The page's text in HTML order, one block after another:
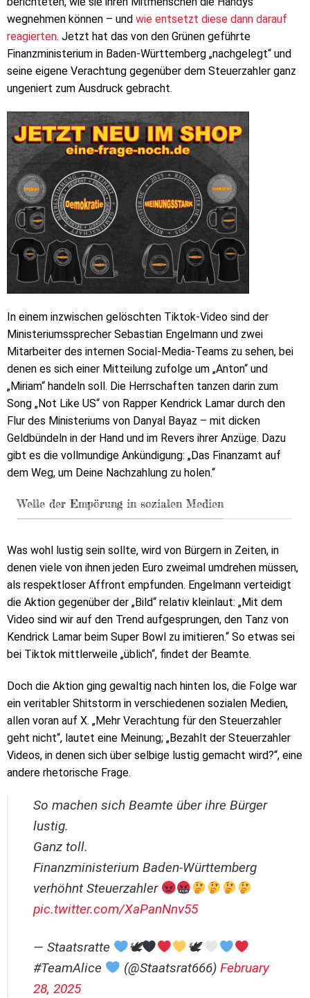
wegnehmen können – und wie entsetzt diese dann darauf
reagierten. Jetzt hat das von den Grünen geführte
Finanzministerium in Baden-Württemberg „nachgelegt“ und
seine eigene Verachtung gegenüber dem Steuerzahler ganz
ungeniert zum Ausdruck gebracht.
In einem inzwischen gelöschten Tiktok-Video sind der
Ministeriumssprecher Sebastian Engelmann und zwei
Mitarbeiter des internen Social-Media-Teams zu sehen, bei
denen es sich einer Mitteilung zufolge um „Anton“ und
„Miriam“ handeln soll. Die Herrschaften tanzen darin zum
Song „Not Like US“ von Rapper Kendrick Lamar durch den
Flur des Ministeriums von Danyal Bayaz – mit dicken
Geldbündeln in der Hand und im Revers ihrer Anzüge. Dazu
gibt es die vollmundige Ankündigung: „Das Finanzamt auf
dem Weg, um Deine Nachzahlung zu holen.“
Welle der Empörung in sozialen Medien
Was wohl lustig sein sollte, wird von Bürgern in Zeiten, in
denen viele von ihnen jeden Euro zweimal umdrehen müssen,
als respektloser Affront empfunden. Engelmann verteidigt
die Aktion gegenüber der „Bild“ relativ kleinlaut: „Mit dem
Video sind wir auf den Trend aufgesprungen, den Tanz von
Kendrick Lamar beim Super Bowl zu imitieren.“ So etwas sei
bei Tiktok mittlerweile „üblich“, findet der Beamte.
Doch die Aktion ging gewaltig nach hinten los, die Folge war
ein veritabler Shitstorm in verschiedenen sozialen Medien,
allen voran auf X. „Mehr Verachtung für den Steuerzahler
geht nicht“, lautet eine Meinung; „Bezahlt der Steuerzahler
Videos, in denen sich über selbige lustig gemacht wird?“, eine
andere rhetorische Frage.
So machen sich Beamte über ihre Bürger
lustig.
Ganz toll.
Finanzministerium Baden-Württemberg
verhöhnt Steuerzahler
pic.twitter.com/XaPanNnv55
— Staatsratte 🕊
🕊
#TeamAlice
(@Staatsrat666) February
28, 2025